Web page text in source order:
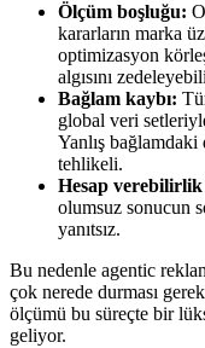
Ölçüm boşluğu:
kararların marka
optimizasyon
algısını
Bağlam kaybı:
global veri
Yanlış
tehlikeli.
Hesap
olumsuz sonucun
yanıtsız.
Bu nedenle agentic
çok nerede durması
ölçümü bu süreçte bir
geliyor.